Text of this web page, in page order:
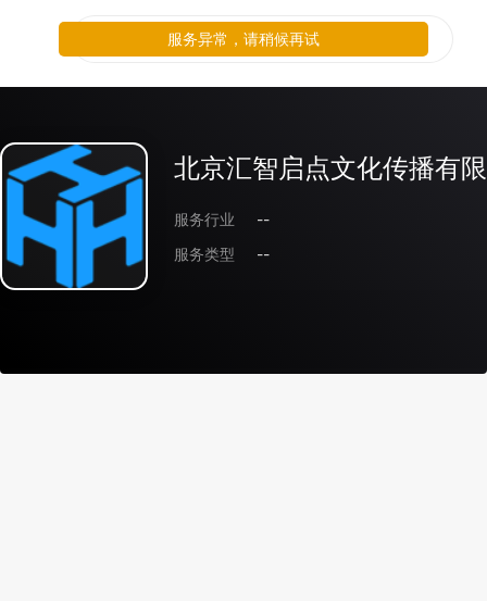
北京汇智启点文化传播有
服务行业
--
服务类型
--
服务异常，请稍候再试